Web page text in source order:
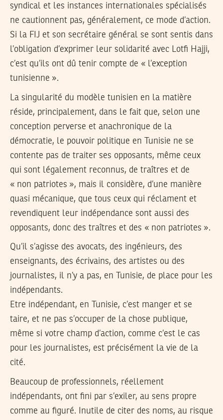
syndical et les instances internationales spécialisés
ne cautionnent pas, généralement, ce mode d’action.
Si la FIJ et son secrétaire général se sont sentis dans
l’obligation d’exprimer leur solidarité avec Lotfi Hajji,
c’est qu’ils ont dû tenir compte de « l’exception
tunisienne ».
La singularité du modèle tunisien en la matière
réside, principalement, dans le fait que, selon une
conception perverse et anachronique de la
démocratie, le pouvoir politique en Tunisie ne se
contente pas de traiter ses opposants, même ceux
qui sont légalement reconnus, de traîtres et de
« non patriotes », mais il considère, d’une manière
quasi mécanique, que tous ceux qui réclament et
revendiquent leur indépendance sont aussi des
opposants, donc des traîtres et des « non patriotes ».
Qu’il s’agisse des avocats, des ingénieurs, des
enseignants, des écrivains, des artistes ou des
journalistes, il n’y a pas, en Tunisie, de place pour les
indépendants.
Etre indépendant, en Tunisie, c’est manger et se
taire, et ne pas s’occuper de la chose publique,
même si votre champ d’action, comme c’est le cas
pour les journalistes, est précisément la vie de la
cité.
Beaucoup de professionnels, réellement
indépendants, ont fini par s’exiler, au sens propre
comme au figuré. Inutile de citer des noms, au risque